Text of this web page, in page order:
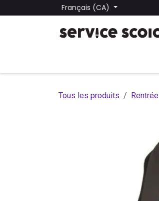
Se rendre au contenuFrançais (CA)
Tous les produits Rentrée